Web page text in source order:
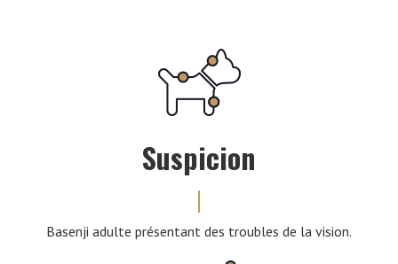
Suspicion
Basenji adulte présentant des troubles de la vision.